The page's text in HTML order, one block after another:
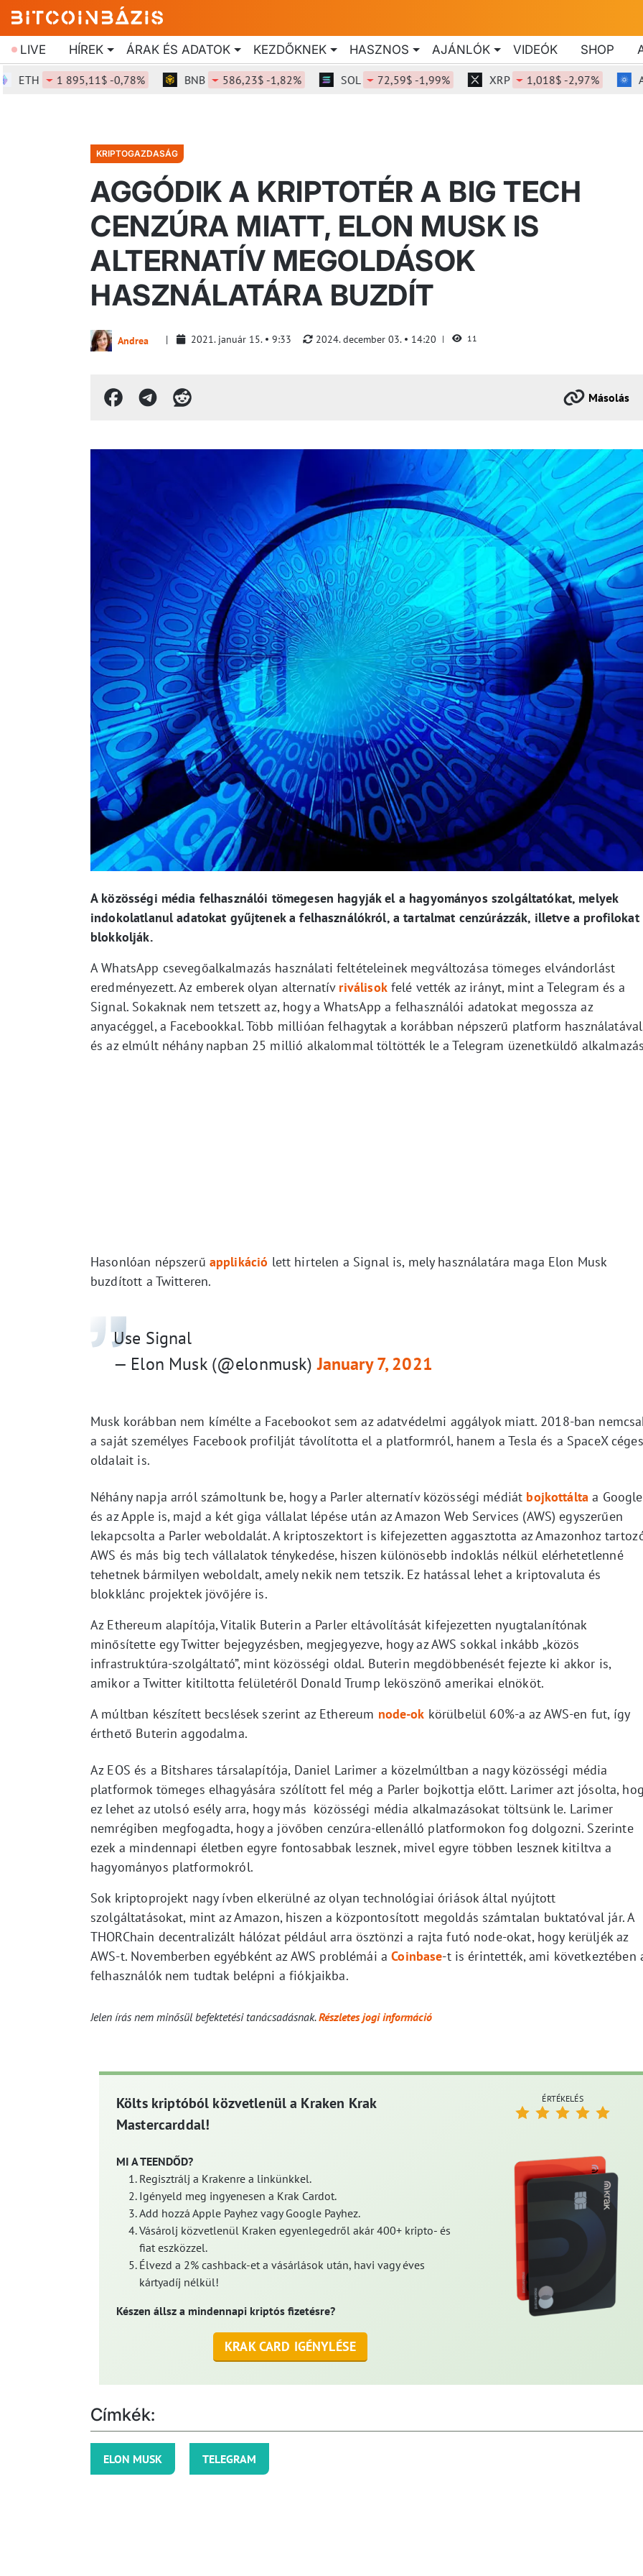
LIVE HÍREK ÁRAK ÉS ADATOK KEZDŐKNEK HASZNOS AJÁNLÓK VIDEÓK SHOP
1 895,11$ -0,78% BNB 586,23$ -1,82% SOL 72,59$ -1,99% XRP 1,018$ -2,97% ADA
KRIPTOGAZDASÁG
AGGÓDIK A KRIPTOTÉR A BIG TECH
CENZÚRA MIATT, ELON MUSK IS
ALTERNATÍV MEGOLDÁSOK
HASZNÁLATÁRA BUZDÍT
Andrea 2021. január 15. 9:33 2024. december 03. 14:20 11
Másolás
A közösségi média felhasználói tömegesen hagyják el a hagyományos szolgáltatókat, melyek
indokolatlanul adatokat gyűjtenek a felhasználókról, a tartalmat cenzúrázzák, illetve a profilokat
blokkolják.
A WhatsApp csevegőalkalmazás használati feltételeinek megváltozása tömeges elvándorlást
eredményezett. Az emberek olyan alternatív riválisokfelé vették az irányt, mint a Telegram és a
Signal. Sokaknak nem tetszett az, hogy a WhatsApp a felhasználói adatokat megossza az
anyacéggel, a Facebookkal. Több millióan felhagytak a korábban népszerű platform
és az elmúlt néhány napban 25 millió alkalommal töltötték le a Telegram üzenetküldő
Hasonlóan népszerű applikáció lett hirtelen a Signal is, mely használatára maga Elon Musk
buzdított a Twitteren.
Use Signal
— Elon Musk (@elonmusk)January 7, 2021
Musk korábban nem kímélte a Facebookot sem az adatvédelmi aggályok miatt. 2018-ban
a saját személyes Facebook profilját távolította el a platformról, hanem a Tesla és a SpaceX céges
oldalait is.
Néhány napja arról számoltunk be, hogy a Parler alternatív közösségi médiát bojkottálta a Google
és az Apple is, majd a két giga vállalat lépése után az Amazon Web Services (AWS) egyszerűen
lekapcsolta a Parler weboldalát. A kriptoszektort is kifejezetten aggasztotta az Amazonhoz
AWS és más big tech vállalatok ténykedése, hiszen különösebb indoklás nélkül elérhetetlenné
tehetnek bármilyen weboldalt, amely nekik nem tetszik. Ez hatással lehet a kriptovaluta és
blokklánc projektek jövőjére is.
Az Ethereum alapítója, Vitalik Buterin a Parler eltávolítását kifejezetten nyugtalanítónak
minősítette egy Twitter bejegyzésben, megjegyezve, hogy az AWS sokkal inkább „közös
infrastruktúra-szolgáltató”, mint közösségi oldal. Buterin megdöbbenését fejezte ki akkor is,
amikor a Twitter kitiltotta felületéről Donald Trump leköszönő amerikai elnököt.
A múltban készített becslések szerint az Ethereum node-ok körülbelül 60%-a az AWS-en fut, így
érthető Buterin aggodalma.
Az EOS és a Bitshares társalapítója, Daniel Larimer a közelmúltban a nagy közösségi média
platformok tömeges elhagyására szólított fel még a Parler bojkottja előtt. Larimer azt jósolta,
ez lehet az utolsó esély arra, hogy más közösségi média alkalmazásokat töltsünk le. Larimer
nemrégiben megfogadta, hogy a jövőben cenzúra-ellenálló platformokon fog dolgozni. Szerinte
ezek a mindennapi életben egyre fontosabbak lesznek, mivel egyre többen lesznek kitiltva a
hagyományos platformokról.
Sok kriptoprojekt nagy ívben elkerülné az olyan technológiai óriások által nyújtott
szolgáltatásokat, mint az Amazon, hiszen a központosított megoldás számtalan buktatóval jár. A
THORChain decentralizált hálózat például arra ösztönzi a rajta futó node-okat, hogy kerüljék az
AWS-t. Novemberben egyébként az AWS problémái aCoinbase-t is érintették, ami következtében
felhasználók nem tudtak belépni a fiókjaikba.
Jelen írás nem minősül befektetési tanácsadásnak.Részletes jogi információ
Költs kriptóból közvetlenül a Kraken Krak
Mastercarddal!
MI A TEENDŐD?
Regisztrálj a Krakenre a linkünkkel.
Igényeld meg ingyenesen a Krak Cardot.
Add hozzá Apple Payhez vagy Google Payhez.
Vásárolj közvetlenül Kraken egyenlegedről akár 400+ kripto- és
fiat eszközzel.
Élvezd a 2% cashback-et a vásárlások után, havi vagy éves
kártyadíj nélkül!
Készen állsz a mindennapi kriptós fizetésre?
KRAK CARD IGÉNYLÉSE
ÉRTÉKELÉS
Címkék:
ELON MUSK TELEGRAM